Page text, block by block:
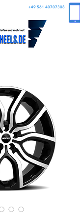
+49 561 40707308